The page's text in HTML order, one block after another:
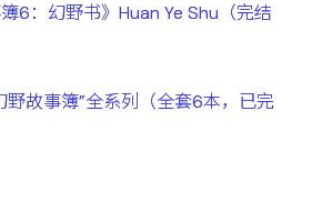
6：幻野书》Huan Ye Shu（完结
野故事簿”全系列（全套6本，已完